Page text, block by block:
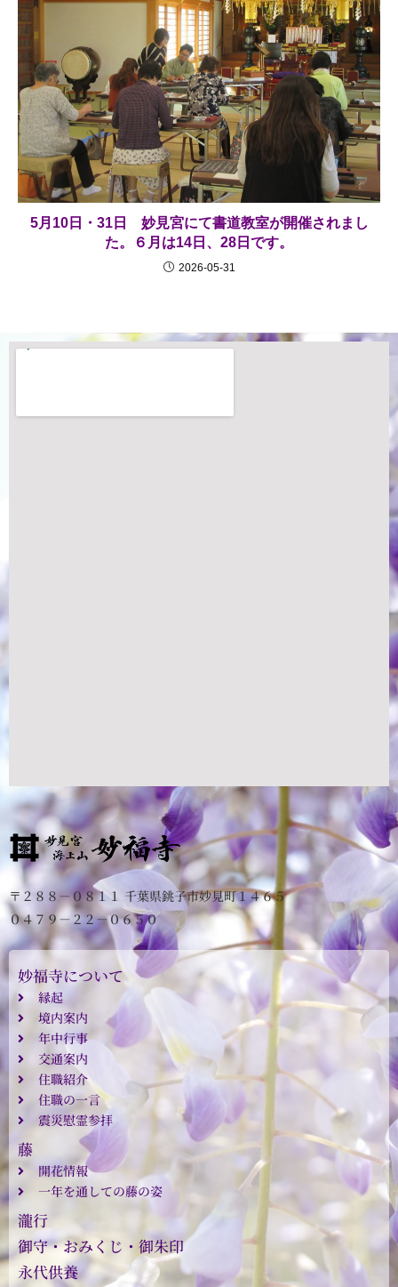
5月10日・31日 妙見宮にて書道教室が開催されまし
た。６月は14日、28日です。
2026-05-31
〒２８８－０８１１ 千葉県銚子市妙見町１４６５
０４７９－２２－０６５０
妙福寺について
縁起
境内案内
年中行事
交通案内
住職紹介
住職の一言
震災慰霊参拝
藤
開花情報
一年を通しての藤の姿
瀧行
御守・おみくじ・御朱印
永代供養